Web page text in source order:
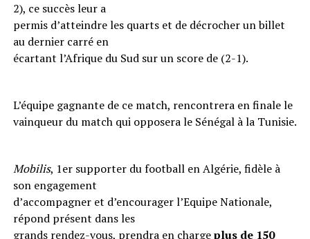
2), ce succès leur a
permis d’atteindre les quarts et de décrocher un billet
au dernier carré en
écartant l’Afrique du Sud sur un score de (2-1).
L’équipe gagnante de ce match, rencontrera en finale le
vainqueur du match qui opposera le Sénégal à la Tunisie.
Mobilis, 1er supporter du football en Algérie, fidèle à
son engagement
d’accompagner et d’encourager l’Equipe Nationale,
répond présent dans les
grands rendez-vous, prendra en chargeplus de 150